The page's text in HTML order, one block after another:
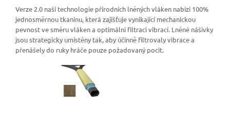
Verze 2.0 naší technologie přírodních lněných vláken nabízí 100%
jednosměrnou tkaninu, která zajišťuje vynikající mechanickou
pevnost ve směru vláken a optimální filtraci vibrací. Lněné nášivky
jsou strategicky umístěny tak, aby účinně filtrovaly vibrace a
přenášely do ruky hráče pouze požadovaný pocit.